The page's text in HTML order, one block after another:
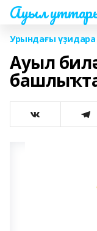
Ауыл
Урындағы үҙидара
Ауыл